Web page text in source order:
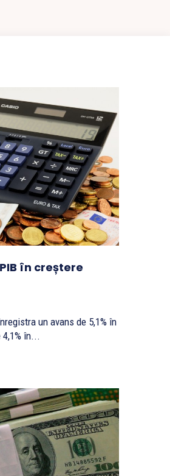
PIB în creștere
un avans de 5,1% în
4,1% în...